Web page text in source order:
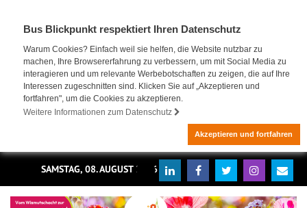
Bus Blickpunkt respektiert Ihren Datenschutz
Warum Cookies? Einfach weil sie helfen, die Website nutzbar zu
machen, Ihre Browsererfahrung zu verbessern, um mit Social Media zu
interagieren und um relevante Werbebotschaften zu zeigen, die auf Ihre
Interessen zugeschnitten sind. Klicken Sie auf „Akzeptieren und
fortfahren", um die Cookies zu akzeptieren.
Weitere Informationen zum Datenschutz
Akzeptieren und fortfahren
SAMSTAG, 08. AUGUST 2026